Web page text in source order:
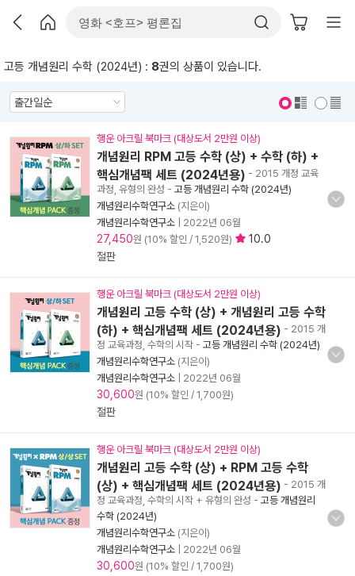
고등 개념원리 수학 (2024년) : 8권의 상품이 있습니다.
행운 아크릴 북마크 (대상도서 2만원 이상)
개념원리 RPM 고등 수학 (상) + 수학 (하) +
핵심개념팩 세트 (2024년용) - 2015 개정 교육
과정, 유형의 완성 - 고등 개념원리 수학 (2024년)
개념원리수학연구소 (지은이)
개념원리수학연구소
2022년 06월
27,450원 (10% 할인 / 1,520원)
10.0
절판
행운 아크릴 북마크 (대상도서 2만원 이상)
개념원리 고등 수학 (상) + 개념원리 고등 수학
(하) + 핵심개념팩 세트 (2024년용) - 2015 개
정 교육과정, 수학의 시작 - 고등 개념원리 수학 (2024년)
개념원리수학연구소 (지은이)
개념원리수학연구소
2022년 06월
30,600원 (10% 할인 / 1,700원)
절판
행운 아크릴 북마크 (대상도서 2만원 이상)
개념원리 고등 수학 (상) + RPM 고등 수학
(상) + 핵심개념팩 세트 (2024년용) - 2015 개
정 교육과정, 수학의 시작 + 유형의 완성 - 고등 개념원리
수학 (2024년)
개념원리수학연구소 (지은이)
개념원리수학연구소
2022년 06월
30,600원 (10% 할인 / 1,700원)